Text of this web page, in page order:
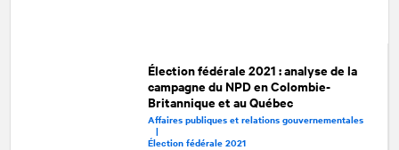
Élection fédérale 2021 : analyse de la
campagne du NPD en Colombie-
Britannique et au Québec
Affaires publiques et relations gouvernementales
|
Élection fédérale 2021